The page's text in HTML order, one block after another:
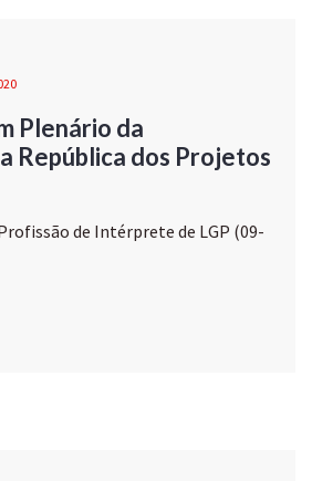
Plenário da
República dos Projetos
de Intérprete de LGP (09-